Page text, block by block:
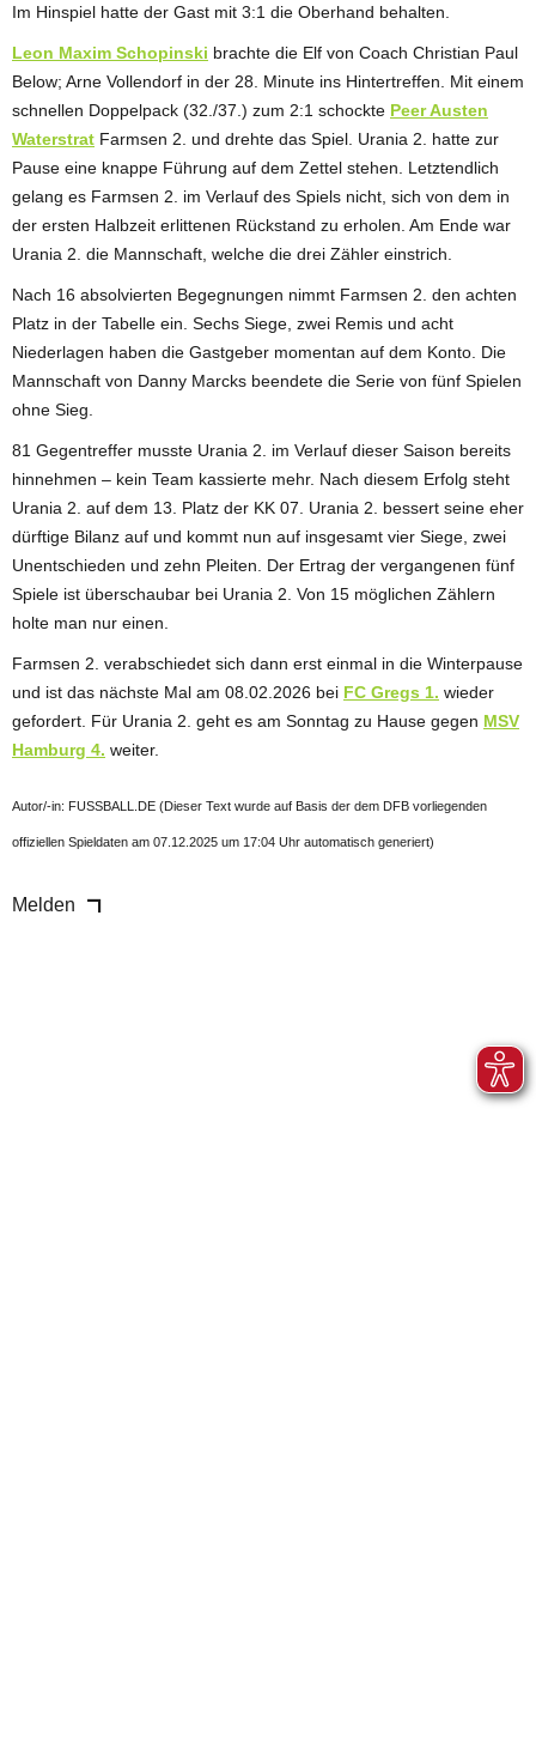
Im Hinspiel hatte der Gast mit 3:1 die Oberhand behalten.
Leon Maxim Schopinski brachte die Elf von Coach Christian Paul
Below; Arne Vollendorf in der 28. Minute ins Hintertreffen. Mit einem
schnellen Doppelpack (32./37.) zum 2:1 schockte Peer Austen
Waterstrat Farmsen 2. und drehte das Spiel. Urania 2. hatte zur
Pause eine knappe Führung auf dem Zettel stehen. Letztendlich
gelang es Farmsen 2. im Verlauf des Spiels nicht, sich von dem in
der ersten Halbzeit erlittenen Rückstand zu erholen. Am Ende war
Urania 2. die Mannschaft, welche die drei Zähler einstrich.
Nach 16 absolvierten Begegnungen nimmt Farmsen 2. den achten
Platz in der Tabelle ein. Sechs Siege, zwei Remis und acht
Niederlagen haben die Gastgeber momentan auf dem Konto. Die
Mannschaft von Danny Marcks beendete die Serie von fünf Spielen
ohne Sieg.
81 Gegentreffer musste Urania 2. im Verlauf dieser Saison bereits
hinnehmen – kein Team kassierte mehr. Nach diesem Erfolg steht
Urania 2. auf dem 13. Platz der KK 07. Urania 2. bessert seine eher
dürftige Bilanz auf und kommt nun auf insgesamt vier Siege, zwei
Unentschieden und zehn Pleiten. Der Ertrag der vergangenen fünf
Spiele ist überschaubar bei Urania 2. Von 15 möglichen Zählern
holte man nur einen.
Farmsen 2. verabschiedet sich dann erst einmal in die Winterpause
und ist das nächste Mal am 08.02.2026 bei FC Gregs 1. wieder
gefordert. Für Urania 2. geht es am Sonntag zu Hause gegen MSV
Hamburg 4. weiter.
Autor/-in: FUSSBALL.DE (Dieser Text wurde auf Basis der dem DFB vorliegenden
offiziellen Spieldaten am 07.12.2025 um 17:04 Uhr automatisch generiert)
Melden